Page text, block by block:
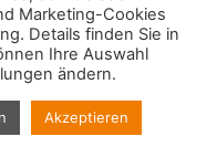
Marketing-Cookies
Details finden Sie in
Ihre Auswahl
ändern.
Akzeptieren